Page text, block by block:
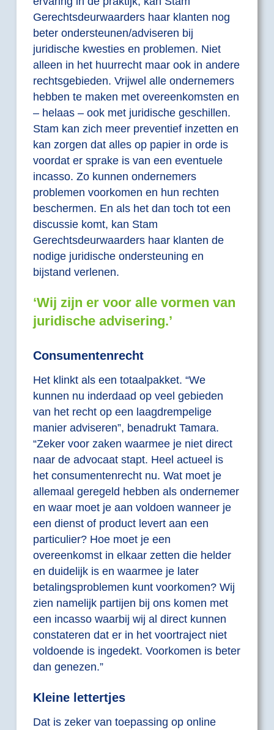
Gerechtsdeurwaarders haar klanten nog
beter ondersteunen/adviseren bij
juridische kwesties en problemen. Niet
alleen in het huurrecht maar ook in andere
rechtsgebieden. Vrijwel alle ondernemers
hebben te maken met overeenkomsten en
– helaas – ook met juridische geschillen.
Stam kan zich meer preventief inzetten en
kan zorgen dat alles op papier in orde is
voordat er sprake is van een eventuele
incasso. Zo kunnen ondernemers
problemen voorkomen en hun rechten
beschermen. En als het dan toch tot een
discussie komt, kan Stam
Gerechtsdeurwaarders haar klanten de
nodige juridische ondersteuning en
bijstand verlenen.
‘Wij zijn er voor alle vormen van
juridische advisering.’
Consumentenrecht
Het klinkt als een totaalpakket. “We
kunnen nu inderdaad op veel gebieden
van het recht op een laagdrempelige
manier adviseren”, benadrukt Tamara.
“Zeker voor zaken waarmee je niet direct
naar de advocaat stapt. Heel actueel is
het consumentenrecht nu. Wat moet je
allemaal geregeld hebben als ondernemer
en waar moet je aan voldoen wanneer je
een dienst of product levert aan een
particulier? Hoe moet je een
overeenkomst in elkaar zetten die helder
en duidelijk is en waarmee je later
betalingsproblemen kunt voorkomen? Wij
zien namelijk partijen bij ons komen met
een incasso waarbij wij al direct kunnen
constateren dat er in het voortraject niet
voldoende is ingedekt. Voorkomen is beter
dan genezen.”
Kleine lettertjes
Dat is zeker van toepassing op online